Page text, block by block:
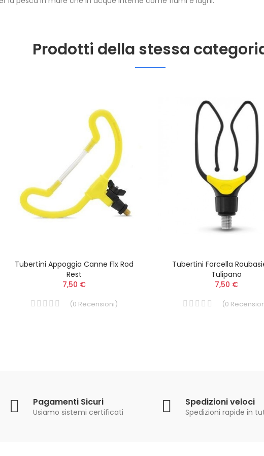
Prodotti della stessa
Tubertini Appoggia Canne Flx Rod
Rest
7,50 €
(0 Recensioni)
Tubertini Forcella
Tulipano
7,50 €
(0
Pagamenti Sicuri
Usiamo sistemi certificati
Spedizioni veloci
Spedizioni rapide in